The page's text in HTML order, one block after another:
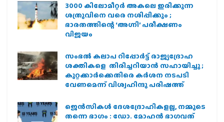
3000 കിലോമീറ്റർ അകലെ ഇരിക്കുന്ന
ശത്രുവിനെ വരെ നശിപ്പിക്കും ;
ഭാരതത്തിന്റെ ‘അഗ്നി’ പരീക്ഷണം
വിജയം
സംഭൽ കലാപ റിപ്പോർട്ട് രാജ്യദ്രോഹ
ശക്തികളെ തിരിച്ചറിയാൻ സഹായിച്ചു ;
കുറ്റക്കാർക്കെതിരെ കർശന നടപടി
വേണമെന്ന് വിശ്വഹിന്ദു പരിഷത്ത്
ജെന്‍സികള്‍ ദേശദ്രോഹികളല്ല, നമ്മുടെ
തന്നെ ഭാഗം : ഡോ. മോഹന്‍ ഭാഗവത്